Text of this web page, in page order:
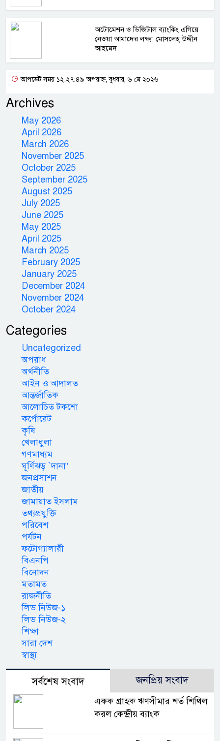
অটোমেশন ও ডিজিটাল ব্যাংকিং এগিয়ে
নেওয়া আমাদের লক্ষ্য: মোসলেহ্‌ উদ্দীন
আহমেদ
আপডেট সময় ১২:২৭:৪৯ অপরাহ্ন, বুধবার, ৬ মে ২০২৬
Archives
May 2026
April 2026
March 2026
November 2025
October 2025
September 2025
August 2025
July 2025
June 2025
May 2025
April 2025
March 2025
February 2025
January 2025
December 2024
November 2024
October 2024
Categories
Uncategorized
অপরাধ
অর্থনীতি
আইন ও আদালত
আন্তর্জাতিক
আলোচিত টকশো
কর্পোরেট
কৃষি
খেলাধুলা
গণমাধ্যম
ঘূর্ণিঝড় `দানা’
জনপ্রসাশন
জাতীয়
জামায়াত ইসলাম
তথ্যপ্রযুক্তি
পরিবেশ
পর্যটন
ফটোগ্যালারী
বিএনপি
বিনোদন
মতামত
রাজনীতি
লিড নিউজ-১
লিড নিউজ-২
শিক্ষা
সারা দেশ
স্বাস্থ্য
সর্বশেষ সংবাদ জনপ্রিয় সংবাদ
একক গ্রাহক ঋণসীমার শর্ত শিথিল
করল কেন্দ্রীয় ব্যাংক